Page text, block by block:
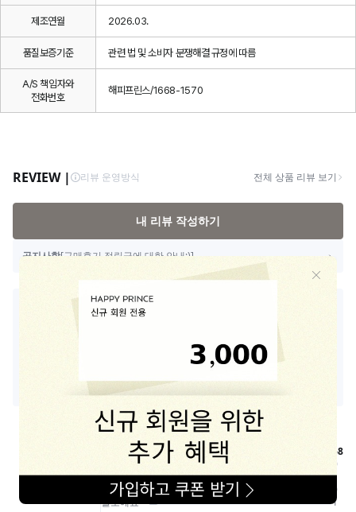
제조연월 2026.03.
품질보증기준 관련 법 및 소비자 분쟁해결 규정에 따름
A/S 책임자와
전화번호
해피프린스/1668-1570